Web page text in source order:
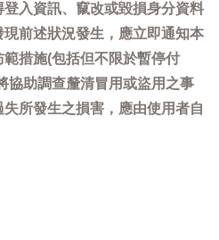
入資訊、竄改或毀損身分資料
前述狀況發生，應立即通知本
措施(包括但不限於暫停付
協助調查釐清冒用或盜用之事
所發生之損害，應由使用者自